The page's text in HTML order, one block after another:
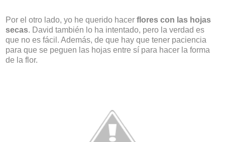
Por el otro lado, yo he querido hacer flores con las hojas
secas. David también lo ha intentado, pero la verdad es
que no es fácil. Además, de que hay que tener paciencia
para que se peguen las hojas entre sí para hacer la forma
de la flor.